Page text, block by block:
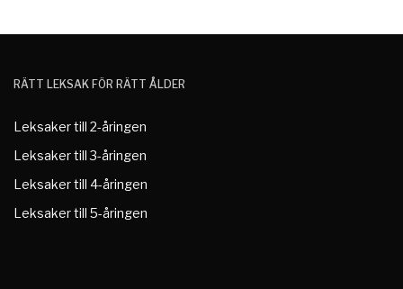
RÄTT LEKSAK FÖR RÄTT ÅLDER
Leksaker till 2-åringen
Leksaker till 3-åringen
Leksaker till 4-åringen
Leksaker till 5-åringen